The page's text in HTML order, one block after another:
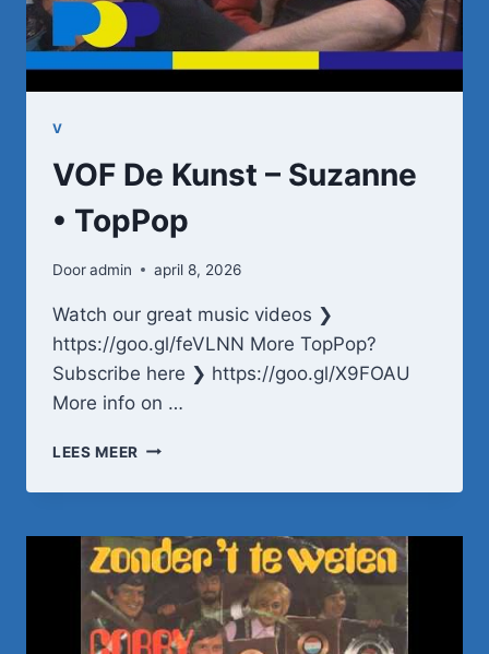
DE
NIJS
–
TOPPOP
V
VOF De Kunst – Suzanne
• TopPop
Dooradmin april 8, 2026
Watch our great music videos ❯
https://goo.gl/feVLNN More TopPop?
Subscribe here ❯ https://goo.gl/X9FOAU
More info on …
LEES MEER VOF
KUNST
SUZANNE
•
TOPPOP